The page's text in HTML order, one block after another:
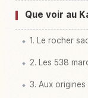
Que voir au
1. Le rocher
2. Les 538
3. Aux